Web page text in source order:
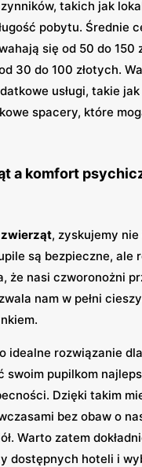
takich jak
pobytu. Średnie
się od 50 do 150
30 do 100 złotych.
usługi, takie
spacery, które
a komfort
, zyskujemy
są bezpieczne, ale
że nasi czworonożni
nam w pełni
idealne rozwiązanie
swoim pupilkom
Dzięki takim
bez obaw o
Warto zatem
dostępnych hoteli i